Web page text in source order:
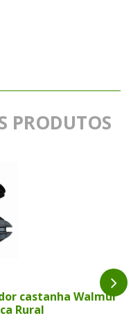
PRODUTOS
castanha Walmur
Rural